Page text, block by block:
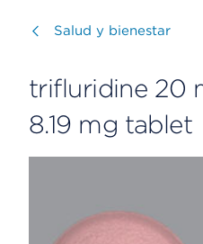
Visitar
Salud y bienestar
trifluridine 20
8.19 mg tablet